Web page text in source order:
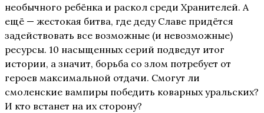
необычного ребёнка и раскол среди Хранителей. А
ещё — жестокая битва, где деду Славе придётся
задействовать все возможные (и невозможные)
ресурсы. 10 насыщенных серий подведут итог
истории, а значит, борьба со злом потребует от
героев максимальной отдачи. Смогут ли
смоленские вампиры победить коварных уральских?
И кто встанет на их сторону?